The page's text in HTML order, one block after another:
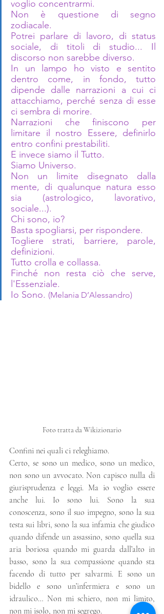
voglio concentrarmi.
Non è questione di segno
zodiacale.
Potrei parlare di lavoro, di status
sociale, di titoli di studio... Il
discorso non sarebbe diverso.
In un lampo ho visto e sentito
dentro come, in fondo, tutto
dipende dalle narrazioni a cui ci
attacchiamo, perché senza di esse
ci sembra di morire.
Narrazioni che finiscono per
limitare il nostro Essere, definirlo
entro confini prestabiliti.
E invece siamo il Tutto.
Siamo Universo.
Non un limite disegnato dalla
mente, di qualunque natura esso
sia (astrologico, lavorativo,
sociale...).
Chi sono, io?
Basta spogliarsi, per rispondere.
Togliere strati, barriere, parole,
definizioni.
Tutto crolla e collassa.
Finché non resta ciò che serve,
l'Essenziale.
Io Sono. (Melania D’Alessandro)
Foto tratta da Wikizionario
Confini nei quali ci releghiamo.
Certo, se sono un medico, sono un medico,
non sono un avvocato. Non capisco nulla di
giurisprudenza e leggi. Ma io voglio essere
anche lui. Io sono lui. Sono la sua
conoscenza, sono il suo impegno, sono la sua
testa sui libri, sono la sua infamia che giudico
quando difende un assassino, sono quella sua
aria boriosa quando mi guarda dall’alto in
basso, sono la sua compassione quando sta
facendo di tutto per salvarmi. E sono un
bidello e sono un’infermiera e sono un
idraulico… Non mi schiero, non mi limito,
non mi isolo, non mi segrego.